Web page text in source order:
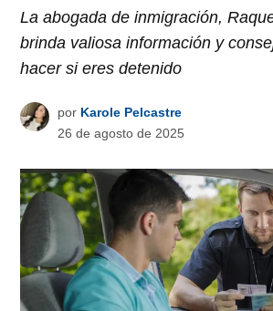
La abogada de inmigración,
brinda valiosa información y
hacer si eres detenido
por Karole Pelcastre
26 de agosto de 2025